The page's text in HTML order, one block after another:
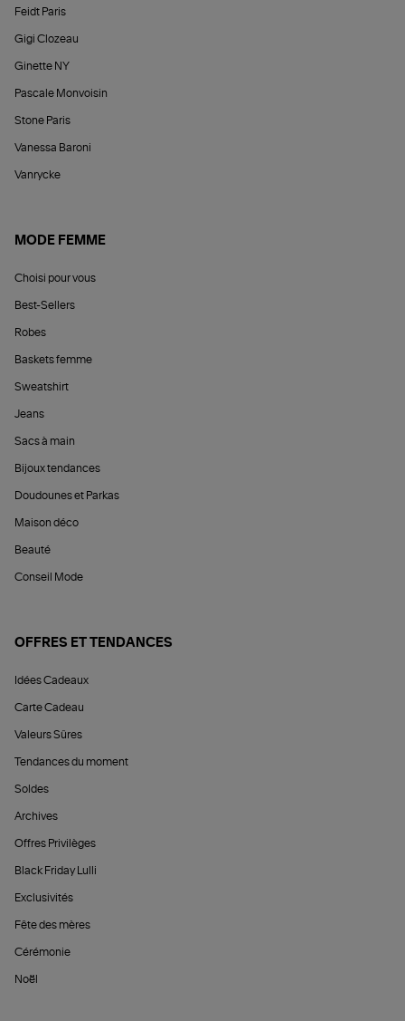
Feidt Paris
Gigi Clozeau
Ginette NY
Pascale Monvoisin
Stone Paris
Vanessa Baroni
Vanrycke
MODE FEMME
Choisi pour vous
Best-Sellers
Robes
Baskets femme
Sweatshirt
Jeans
Sacs à main
Bijoux tendances
Doudounes et Parkas
Maison déco
Beauté
Conseil Mode
OFFRES ET TENDANCES
Idées Cadeaux
Carte Cadeau
Valeurs Sûres
Tendances du moment
Soldes
Archives
Offres Privilèges
Black Friday Lulli
Exclusivités
Fête des mères
Cérémonie
Noël